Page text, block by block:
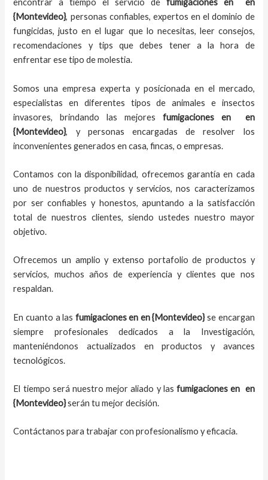
encontrar a tiempo el servicio de fumigaciones enen
{Montevideo}, personas confiables, expertos en el dominio de
fungicidas, justo en el lugar que lo necesitas, leer consejos,
recomendaciones y tips que debes tener a la hora de
enfrentar ese tipo de molestia.
Somos una empresa experta y posicionada en el mercado,
especialistas en diferentes tipos de animales e insectos
invasores, brindando las mejores fumigaciones enen
{Montevideo}, y personas encargadas de resolver los
inconvenientes generados en casa, fincas, o empresas.
Contamos con la disponibilidad, ofrecemos garantía en cada
uno de nuestros productos y servicios, nos caracterizamos
por ser confiables y honestos, apuntando a la satisfacción
total de nuestros clientes, siendo ustedes nuestro mayor
objetivo.
Ofrecemos un amplio y extenso portafolio de productos y
servicios, muchos años de experiencia y clientes que nos
respaldan.
En cuanto a las fumigaciones en en {Montevideo}se encargan
siempre profesionales dedicados a la Investigación,
manteniéndonos actualizados en productos y avances
tecnológicos.
El tiempo será nuestro mejor aliado y las fumigaciones en en
{Montevideo}serán tu mejor decisión.
Contáctanos para trabajar con profesionalismo y eficacia.